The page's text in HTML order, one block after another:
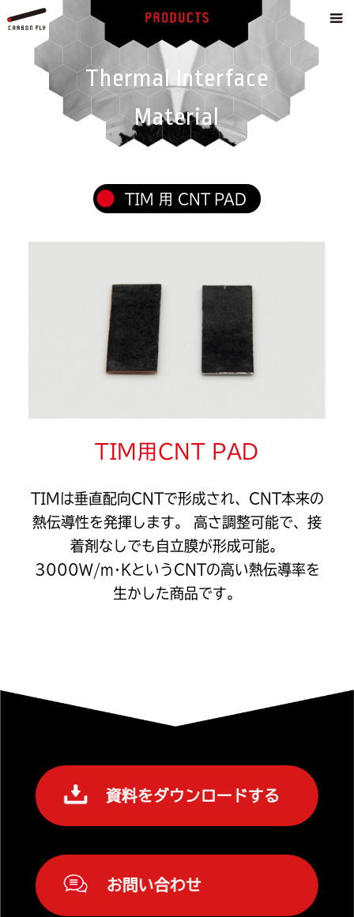
Thermal Interface
Material
TIM 用 CNT PAD
TIM用CNT PAD
TIMは垂直配向CNTで形成され、CNT本来の
熱伝導性を発揮します。
高さ調整可能で、接
着剤なしでも自立膜が形成可能。
3000W/m･KというCNTの高い熱伝導率を
生かした商品です。
資料をダウンロードする
お問い合わせ